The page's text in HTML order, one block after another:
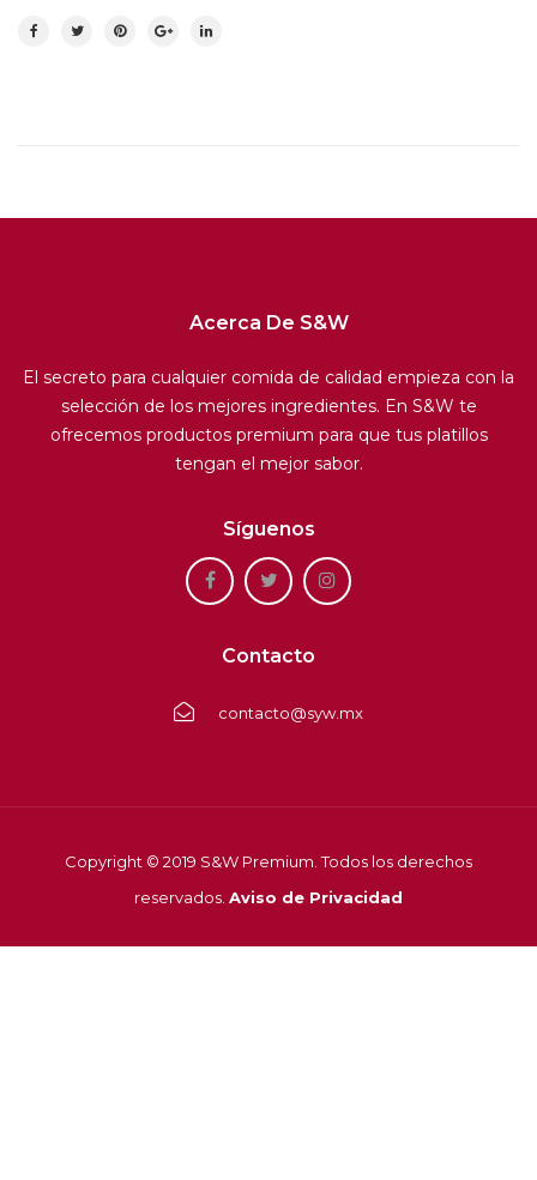
Acerca De S&W
El secreto para cualquier comida de calidad empieza con la
selección de los mejores ingredientes. En S&W te
ofrecemos productos premium para que tus platillos
tengan el mejor sabor.
Síguenos
Contacto
contacto@syw.mx
Copyright © 2019 S&W Premium. Todos los derechos
reservados. Aviso de Privacidad